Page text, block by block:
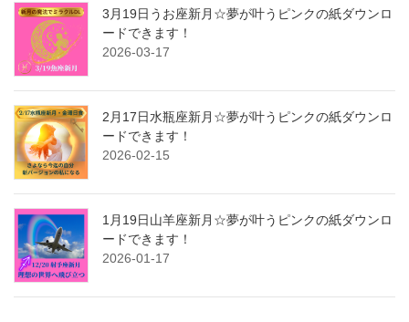
3月19日うお座新月☆夢が叶うピンクの紙ダウンロ
ードできます！
2026-03-17
2月17日水瓶座新月☆夢が叶うピンクの紙ダウンロ
ードできます！
2026-02-15
1月19日山羊座新月☆夢が叶うピンクの紙ダウンロ
ードできます！
2026-01-17